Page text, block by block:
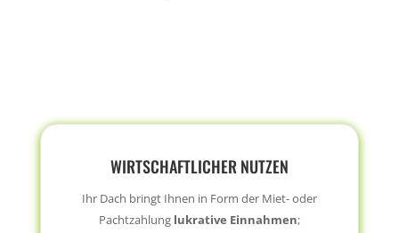
WIRTSCHAFTLICHER NUTZEN
Ihr Dach bringt Ihnen in Form der Miet- oder
Pachtzahlung lukrative Einnahmen;